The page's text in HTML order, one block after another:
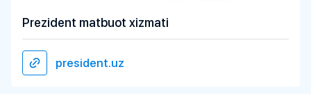
Prezident matbuot xizmati
president.uz